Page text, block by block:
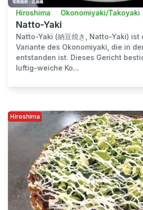
Hiroshima Okonomiyaki/Takoyaki
Natto-Yaki
Natto-Yaki (納豆焼き, Natto-Yaki)
Variante des Okonomiyaki, die in
entstanden ist. Dieses Gericht
luftig-weiche Ko...
Hiroshima